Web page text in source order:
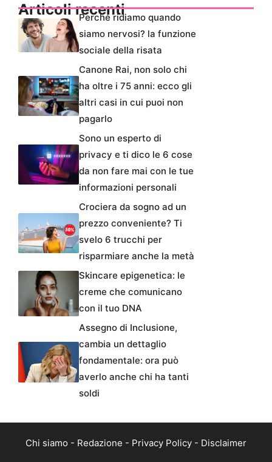
Articoli recentiPerché ridiamo quando
siamo nervosi? la funzione
sociale della risata
Canone Rai, non solo chi
ha oltre i 75 anni: ecco gli
altri casi in cui puoi non
pagarlo
Sono un esperto di
privacy e ti dico le 6 cose
da non fare mai con le tue
informazioni personali
Crociera da sogno ad un
prezzo conveniente? Ti
svelo 6 trucchi per
risparmiare anche la metà
Skincare epigenetica: le
creme che comunicano
con il tuo DNA
Assegno di Inclusione,
cambia un dettaglio
fondamentale: ora può
averlo anche chi ha tanti
soldi
Chi siamo - Redazione - Privacy Policy - Disclaimer